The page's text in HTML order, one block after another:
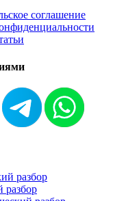
соглашение
разбор